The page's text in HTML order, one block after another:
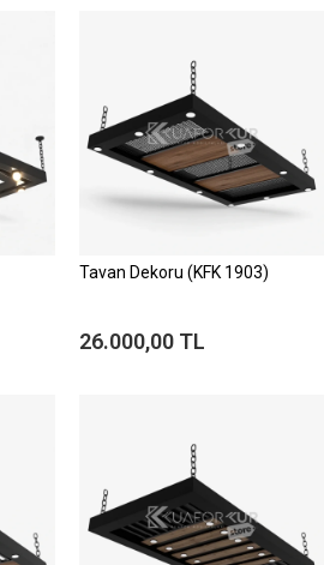
Tavan Dekoru (KFK 1903)
26.000,00 TL